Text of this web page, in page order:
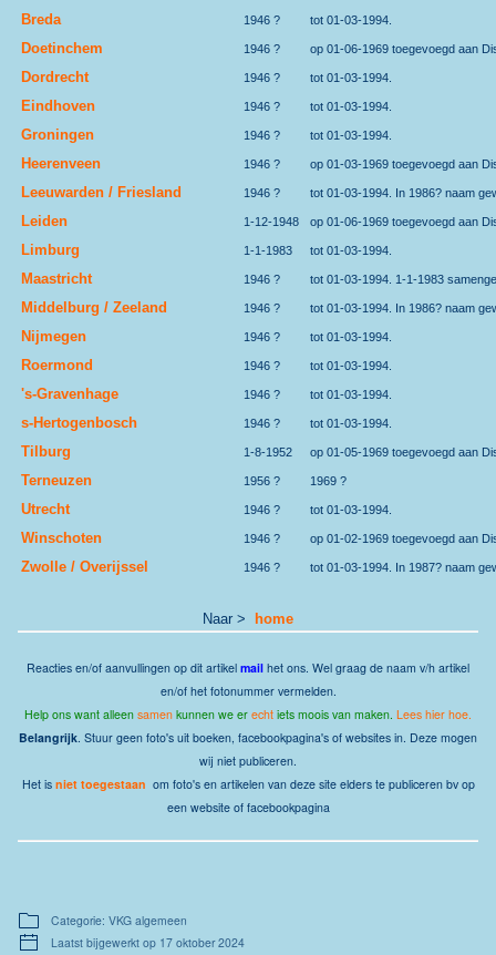
Breda 1946 ? tot 01-03-1994.
Doetinchem 1946 ? op 01-06-1969 toegevoegd aan
Dordrecht 1946 ? tot 01-03-1994.
Eindhoven 1946 ? tot 01-03-1994.
Groningen 1946 ? tot 01-03-1994.
Heerenveen 1946 ? op 01-03-1969 toegevoegd aan
Leeuwarden / Friesland 1946 ? tot 01-03-1994. In 1986? naam
Leiden 1-12-1948 op 01-06-1969 toegevoegd aan
Limburg 1-1-1983 tot 01-03-1994.
Maastricht 1946 ? tot 01-03-1994. 1-1-1983
Middelburg / Zeeland 1946 ? tot 01-03-1994. In 1986? naam
Nijmegen 1946 ? tot 01-03-1994.
Roermond 1946 ? tot 01-03-1994.
's-Gravenhage 1946 ? tot 01-03-1994.
s-Hertogenbosch 1946 ? tot 01-03-1994.
Tilburg 1-8-1952 op 01-05-1969 toegevoegd aan
Terneuzen 1956 ? 1969 ?
Utrecht 1946 ? tot 01-03-1994.
Winschoten 1946 ? op 01-02-1969 toegevoegd aan
Zwolle / Overijssel 1946 ? tot 01-03-1994. In 1987? naam
Naar > home
Reacties en/of aanvullingen op dit artikel mail het ons. Wel graag de naam v/h artikel
en/of het fotonummer vermelden.
Help ons want alleen samen kunnen we er echt iets moois van maken. Lees hier hoe.
Belangrijk. Stuur geen foto's uit boeken, facebookpagina's of websites in. Deze mogen
wij niet publiceren.
Het is niet toegestaan om foto's en artikelen van deze site elders te publiceren bv op
een website of facebookpagina
Categorie: VKG algemeen
Laatst bijgewerkt op 17 oktober 2024